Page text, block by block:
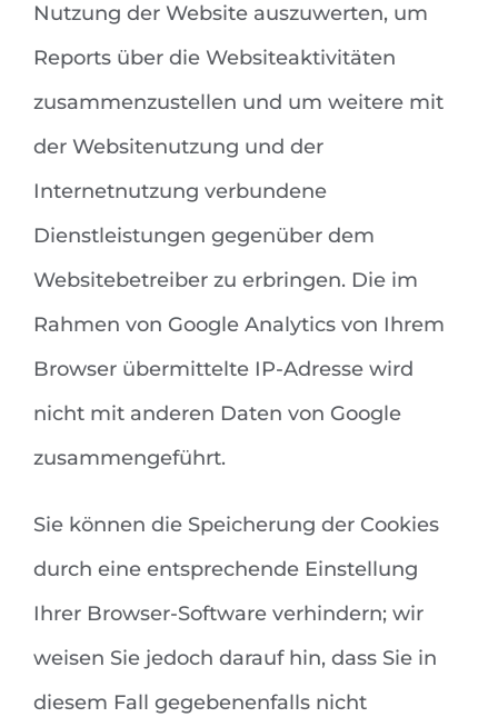
Nutzung der Website auszuwerten, um
Reports über die Websiteaktivitäten
zusammenzustellen und um weitere mit
der Websitenutzung und der
Internetnutzung verbundene
Dienstleistungen gegenüber dem
Websitebetreiber zu erbringen. Die im
Rahmen von Google Analytics von Ihrem
Browser übermittelte IP-Adresse wird
nicht mit anderen Daten von Google
zusammengeführt.
Sie können die Speicherung der Cookies
durch eine entsprechende Einstellung
Ihrer Browser-Software verhindern; wir
weisen Sie jedoch darauf hin, dass Sie in
diesem Fall gegebenenfalls nicht